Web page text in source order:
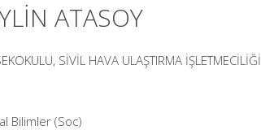
ATASOY
SİVİL HAVA ULAŞTIRMA İŞLETMECİLİĞİ
Bilimler (Soc)